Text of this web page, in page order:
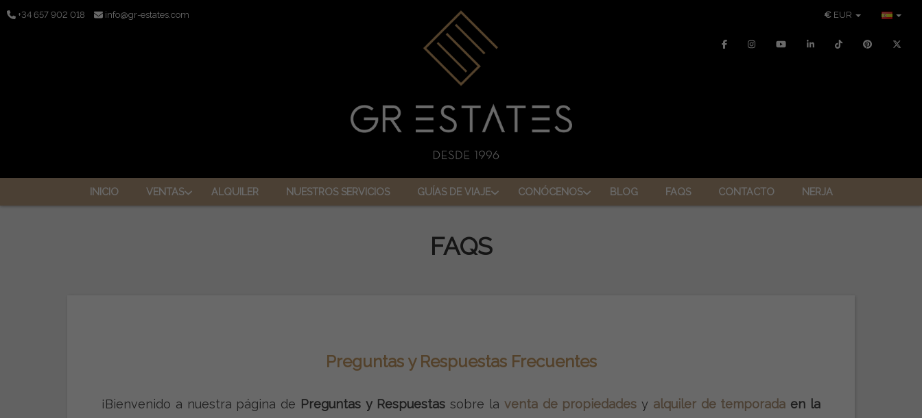
+34 657 902 018 info@gr-estates.com € EUR
INICIO VENTAS ALQUILER NUESTROS SERVICIOS GUÍAS DE VIAJE CONÓCENOS BLOG FAQS CONTACTO NERJA
FAQS
Preguntas y Respuestas Frecuentes
¡Bienvenido a nuestra página de Preguntas y Respuestas sobre la venta de propiedades y alquiler de temporada en la